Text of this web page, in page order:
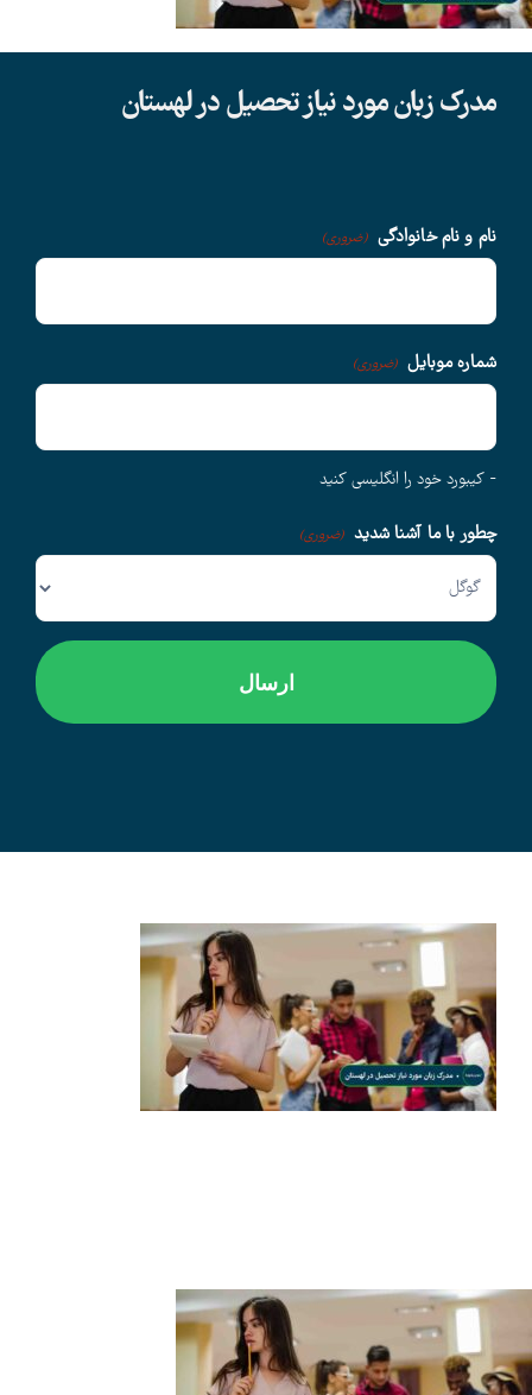
سوالات متداول
اخبار
مدرک زبان مورد نیاز تحصیل در لهستان
نام و نام خانوادگی (ضروری)
شماره موبایل (ضروری)
- کیبورد خود را انگلیسی کنید
چطور با ما آشنا شدید (ضروری)